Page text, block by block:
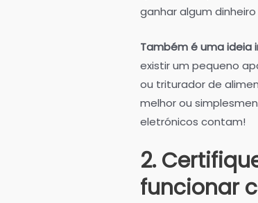
ganhar algum
Também é uma ideia
existir um pequeno
ou triturador de
melhor ou
eletrónicos contam!
2.
funcionar